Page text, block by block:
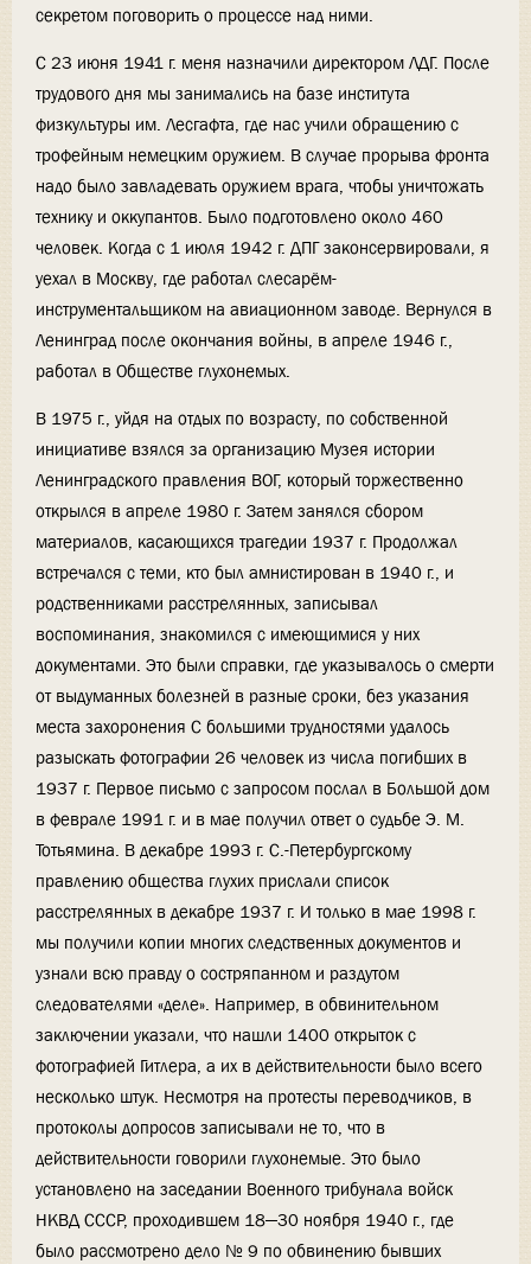
секретом поговорить о процессе над ними.
С 23 июня 1941 г. меня назначили директором ЛДГ. После
трудового дня мы занимались на базе института
физкультуры им. Лесгафта, где нас учили обращению с
трофейным немецким оружием. В случае прорыва фронта
надо было завладевать оружием врага, чтобы уничтожать
технику и оккупантов. Было подготовлено около 460
человек. Когда с 1 июля 1942 г. ДПГ законсервировали, я
уехал в Москву, где работал слесарём-
инструментальщиком на авиационном заводе. Вернулся в
Ленинград после окончания войны, в апреле 1946 г.,
работал в Обществе глухонемых.
В 1975 г., уйдя на отдых по возрасту, по собственной
инициативе взялся за организацию Музея истории
Ленинградского правления ВОГ, который торжественно
открылся в апреле 1980 г. Затем занялся сбором
материалов, касающихся трагедии 1937 г. Продолжал
встречался с теми, кто был амнистирован в 1940 г., и
родственниками расстрелянных, записывал
воспоминания, знакомился с имеющимися у них
документами. Это были справки, где указывалось о смерти
от выдуманных болезней в разные сроки, без указания
места захоронения С большими трудностями удалось
разыскать фотографии 26 человек из числа погибших в
1937 г. Первое письмо с запросом послал в Большой дом
в феврале 1991 г. и в мае получил ответ о судьбе Э. М.
Тотьямина. В декабре 1993 г. С.-Петербургскому
правлению общества глухих прислали список
расстрелянных в декабре 1937 г. И только в мае 1998 г.
мы получили копии многих следственных документов и
узнали всю правду о состряпанном и раздутом
следователями «деле». Например, в обвинительном
заключении указали, что нашли 1400 открыток с
фотографией Гитлера, а их в действительности было всего
несколько штук. Несмотря на протесты переводчиков, в
протоколы допросов записывали не то, что в
действительности говорили глухонемые. Это было
установлено на заседании Военного трибунала войск
НКВД СССР, проходившем 18—30 ноября 1940 г., где
было рассмотрено дело № 9 по обвинению бывших